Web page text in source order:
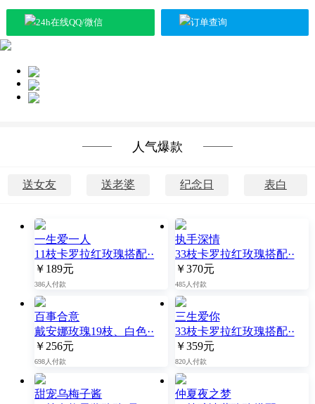
24h在线QQ/微信 订单查询
人气爆款
送女友 送老婆 纪念日 表白
一生爱一人
11枝卡罗拉红玫瑰搭配··
￥189元
386人付款
执手深情
33枝卡罗拉红玫瑰搭配··
￥370元
485人付款
百事合意
戴安娜玫瑰19枝、白色··
￥256元
698人付款
三生爱你
33枝卡罗拉红玫瑰搭配··
￥359元
820人付款
甜宠乌梅子酱
仲夏夜之梦